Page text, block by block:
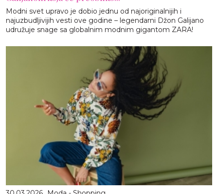
Modni svet upravo je dobio jednu od najoriginalnijih i
najuzbudljivijih vesti ove godine – legendarni Džon Galijano
udružuje snage sa globalnim modnim gigantom ZARA!